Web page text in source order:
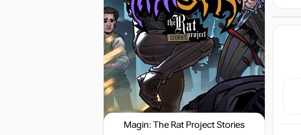
Magin: The Rat Project Stories